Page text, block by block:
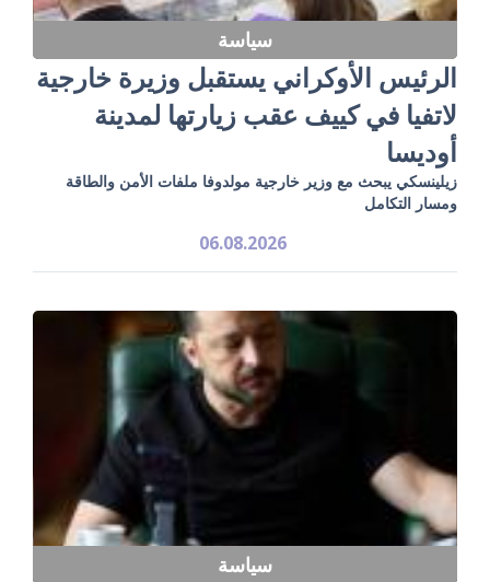
سياسة
الرئيس الأوكراني يستقبل وزيرة خارجية
لاتفيا في كييف عقب زيارتها لمدينة
أوديسا
زيلينسكي يبحث مع وزير خارجية مولدوفا ملفات الأمن والطاقة
ومسار التكامل
06.08.2026
سياسة